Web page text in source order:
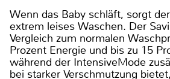
Wenn das Baby schläft, sorgt
extrem leises Waschen. Der
Vergleich zum normalen
Prozent Energie und bis zu 15
während der IntensiveMode
bei starker Verschmutzung